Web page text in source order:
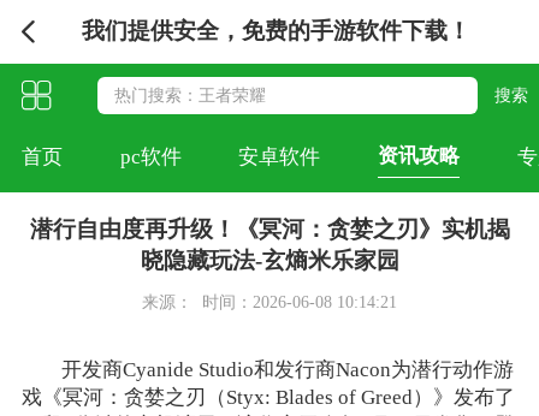
我们提供安全，免费的手游软件下载！
首页 pc软件 安卓软件 资讯攻略
潜行自由度再升级！《冥河：贪婪之刃》实机揭
晓隐藏玩法-玄熵米乐家园
来源： 时间：2026-06-08 10:14:21
开发商Cyanide Studio和发行商Nacon为潜行动作游
戏《冥河：贪婪之刃（Styx: Blades of Greed）》发布了